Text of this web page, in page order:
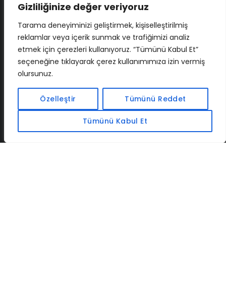
Gizliliğinize değer veriyoruz
Tarama deneyiminizi geliştirmek, kişiselleştirilmiş
reklamlar veya içerik sunmak ve trafiğimizi analiz
etmek için çerezleri kullanıyoruz. “Tümünü Kabul Et”
seçeneğine tıklayarak çerez kullanımımıza izin vermiş
olursunuz.
Özelleştir Tümünü Reddet
Tümünü Kabul Et
İLETIŞIM BAF CADSOFTUSA MAXIMUMPCGUIDES